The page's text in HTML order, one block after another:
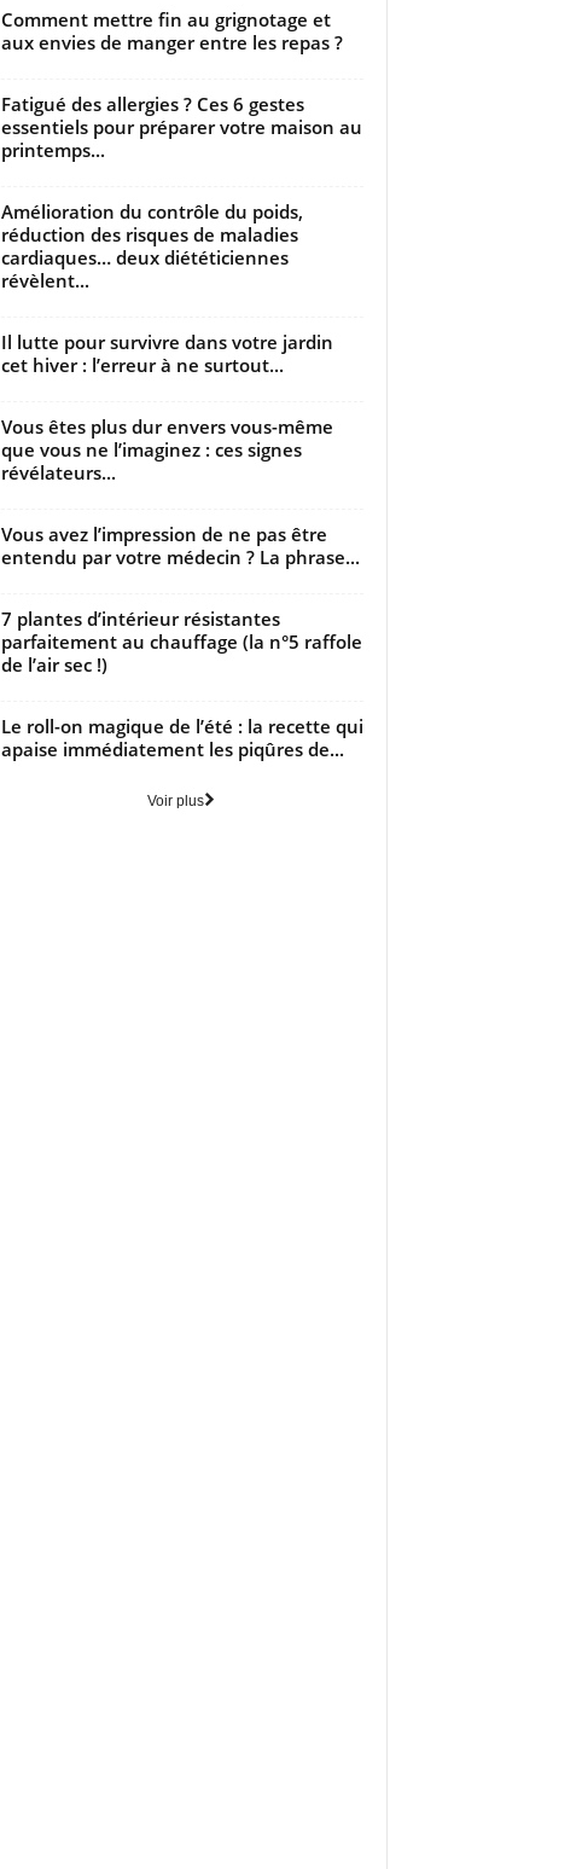
Comment mettre fin au grignotage et
aux envies de manger entre les repas ?
Fatigué des allergies ? Ces 6 gestes
essentiels pour préparer votre maison au
printemps...
Amélioration du contrôle du poids,
réduction des risques de maladies
cardiaques… deux diététiciennes
révèlent...
Il lutte pour survivre dans votre jardin
cet hiver : l’erreur à ne surtout...
Vous êtes plus dur envers vous-même
que vous ne l’imaginez : ces signes
révélateurs...
Vous avez l’impression de ne pas être
entendu par votre médecin ? La phrase...
7 plantes d’intérieur résistantes
parfaitement au chauffage (la n°5 raffole
de l’air sec !)
Le roll-on magique de l’été : la recette qui
apaise immédiatement les piqûres de...
Voir plus